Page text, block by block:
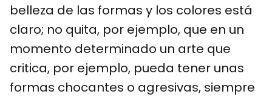
belleza de las formas y los colores está
claro; no quita, por ejemplo, que en un
momento determinado un arte que
critica, por ejemplo, pueda tener unas
formas chocantes o agresivas, siempre